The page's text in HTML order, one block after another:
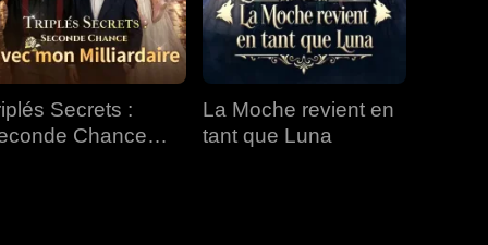
EP 40
Secrets :
Chance
La Moche revient en
tant que Luna